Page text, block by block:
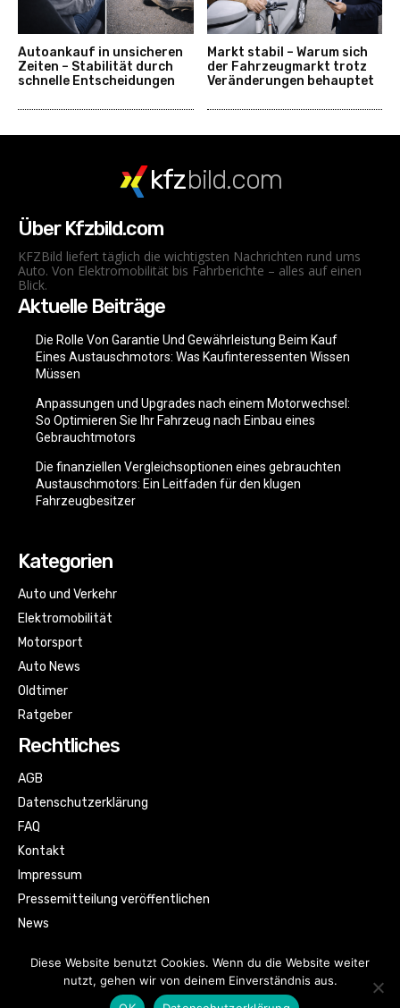
Autoankauf in unsicheren
Zeiten – Stabilität durch
schnelle Entscheidungen
Markt stabil – Warum sich
der Fahrzeugmarkt trotz
Veränderungen behauptet
kfzbild.com
Über Kfzbild.com
KFZBild liefert täglich die wichtigsten Nachrichten rund ums
Auto. Von Elektromobilität bis Fahrberichte – alles auf einen
Blick.
Aktuelle Beiträge
Die Rolle Von Garantie Und Gewährleistung Beim Kauf
Eines Austauschmotors: Was Kaufinteressenten Wissen
Müssen
Anpassungen und Upgrades nach einem Motorwechsel:
So Optimieren Sie Ihr Fahrzeug nach Einbau eines
Gebrauchtmotors
Die finanziellen Vergleichsoptionen eines gebrauchten
Austauschmotors: Ein Leitfaden für den klugen
Fahrzeugbesitzer
Kategorien
Auto und Verkehr
Elektromobilität
Motorsport
Auto News
Oldtimer
Ratgeber
Rechtliches
AGB
Datenschutzerklärung
FAQ
Kontakt
Impressum
Pressemitteilung veröffentlichen
News
Diese Website benutzt Cookies. Wenn du die Website weiter
nutzt, gehen wir von deinem Einverständnis aus.